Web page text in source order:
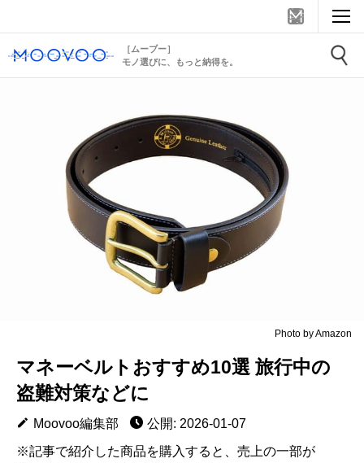
［ムーブー］
モノ選びに、もっと納得を。
Photo by Amazon
マネーベルトおすすめ10選 旅行中の
盗難対策などに
Moovoo編集部
公開: 2026-01-07
※記事で紹介した商品を購入すると、売上の一部が